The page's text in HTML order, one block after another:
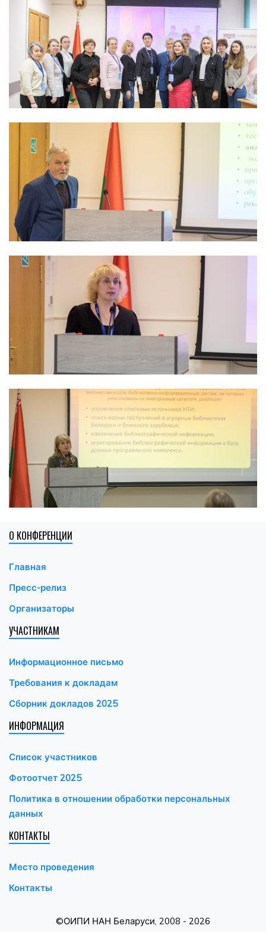
О КОНФЕРЕНЦИИ
Главная
Пресс-релиз
Организаторы
УЧАСТНИКАМ
Информационное письмо
Требования к докладам
Сборник докладов 2025
ИНФОРМАЦИЯ
Список участников
Фотоотчет 2025
Политика в отношении обработки персональных
данных
КОНТАКТЫ
Место проведения
Контакты
©ОИПИ НАН Беларуси , 2008 - 2026